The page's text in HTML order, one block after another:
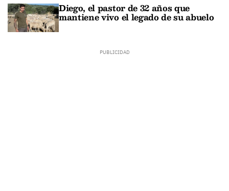
Diego, el pastor de 32 años que
mantiene vivo el legado de su abuelo